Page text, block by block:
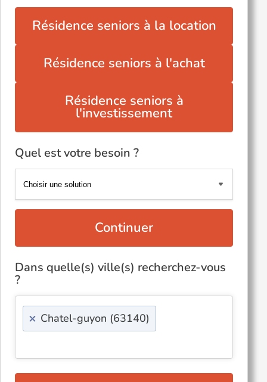
Résidence seniors à la location
Résidence seniors à l'achat
Résidence seniors à
l'investissement
Quel est votre besoin ?
Continuer
Dans quelle(s) ville(s) recherchez-vous
?
× Chatel-guyon (63140)